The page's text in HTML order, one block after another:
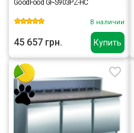
Купить
GoodFood GF-S903PZ-HC
В наличии
45 657 грн.